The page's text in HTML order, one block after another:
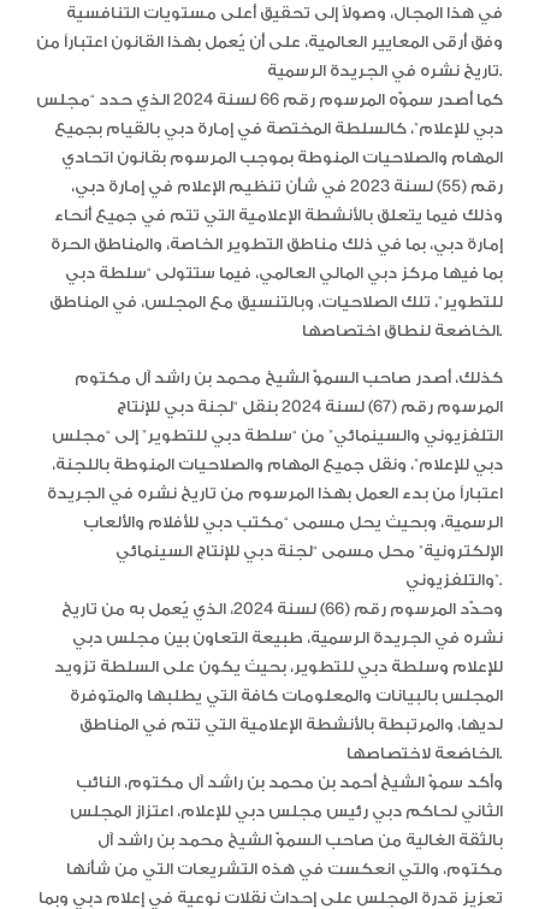
في هذا المجال، وصولاً إلى تحقيق أعلى مستويات التنافسية
وفق أرقى المعايير العالمية، على أن يُعمل بهذا القانون اعتباراً من
تاريخ نشره في الجريدة الرسمية.
كما أصدر سموّه المرسوم رقم 66 لسنة 2024 الذي حدد “مجلس
دبي للإعلام”، كالسلطة المختصة في إمارة دبي بالقيام بجميع
المهام والصلاحيات المنوطة بموجب المرسوم بقانون اتحادي
رقم (55) لسنة 2023 في شأن تنظيم الإعلام في إمارة دبي،
وذلك فيما يتعلق بالأنشطة الإعلامية التي تتم في جميع أنحاء
إمارة دبي، بما في ذلك مناطق التطوير الخاصة، والمناطق الحرة
بما فيها مركز دبي المالي العالمي، فيما ستتولى “سلطة دبي
للتطوير”، تلك الصلاحيات، وبالتنسيق مع المجلس، في المناطق
الخاضعة لنطاق اختصاصها.
كذلك، أصدر صاحب السموّ الشيخ محمد بن راشد آل مكتوم
المرسوم رقم (67) لسنة 2024 بنقل “لجنة دبي للإنتاج
التلفزيوني والسينمائي” من “سلطة دبي للتطوير” إلى “مجلس
دبي للإعلام”، ونقل جميع المهام والصلاحيات المنوطة باللجنة،
اعتباراً من بدء العمل بهذا المرسوم من تاريخ نشره في الجريدة
الرسمية، وبحيث يحل مسمى “مكتب دبي للأفلام والألعاب
الإلكترونية” محل مسمى “لجنة دبي للإنتاج السينمائي
والتلفزيوني”.
وحدّد المرسوم رقم (66) لسنة 2024، الذي يُعمل به من تاريخ
نشره في الجريدة الرسمية، طبيعة التعاون بين مجلس دبي
للإعلام وسلطة دبي للتطوير، بحيث يكون على السلطة تزويد
المجلس بالبيانات والمعلومات كافة التي يطلبها والمتوفرة
لديها، والمرتبطة بالأنشطة الإعلامية التي تتم في المناطق
الخاضعة لاختصاصها.
وأكد سموّ الشيخ أحمد بن محمد بن راشد آل مكتوم، النائب
الثاني لحاكم دبي رئيس مجلس دبي للإعلام، اعتزاز المجلس
بالثقة الغالية من صاحب السموّ الشيخ محمد بن راشد آل
مكتوم، والتي انعكست في هذه التشريعات التي من شأنها
تعزيز قدرة المجلس على إحداث نقلات نوعية في إعلام دبي وبما